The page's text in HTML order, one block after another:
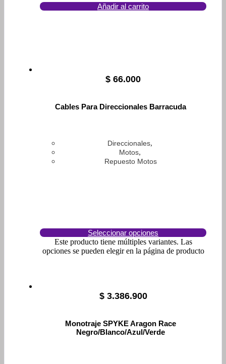
Añadir al carrito
$ 66.000
Cables Para Direccionales Barracuda
Direccionales,
Motos,
Repuesto Motos
Seleccionar opciones
Este producto tiene múltiples variantes. Las
opciones se pueden elegir en la página de producto
$3.386.900
Monotraje SPYKE Aragon Race
Negro/Blanco/Azul/Verde